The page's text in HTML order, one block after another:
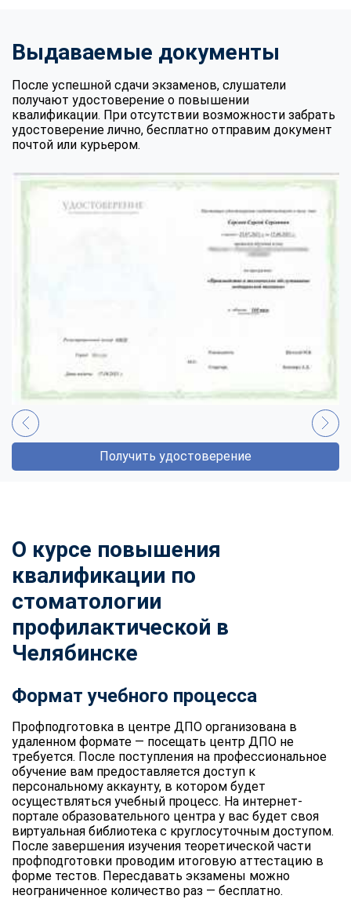
Выдаваемые документы
После успешной сдачи экзаменов, слушатели
получают удостоверение о повышении
квалификации. При отсутствии возможности забрать
удостоверение лично, бесплатно отправим документ
почтой или курьером.
Получить удостоверение
О курсе повышения
квалификации по
стоматологии
профилактической в
Челябинске
Формат учебного процесса
Профподготовка в центре ДПО организована в
удаленном формате — посещать центр ДПО не
требуется. После поступления на профессиональное
обучение вам предоставляется доступ к
персональному аккаунту, в котором будет
осуществляться учебный процесс. На интернет-
портале образовательного центра у вас будет своя
виртуальная библиотека с круглосуточным доступом.
После завершения изучения теоретической части
профподготовки проводим итоговую аттестацию в
форме тестов. Пересдавать экзамены можно
неограниченное количество раз — бесплатно.